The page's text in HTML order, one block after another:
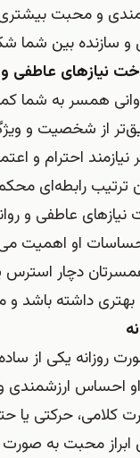
و محبت
و سازنده بین شما
نیازهای عاطفی
همسر به شما
از شخصیت و
نیازمند احترام و
رابطه‌ای
نیازهای عاطفی
او اهمیت
دچار
داشته باشد و
روزانه یکی از
احساس ارزشمندی و
کلامی، حرکتی یا
ابراز محبت به